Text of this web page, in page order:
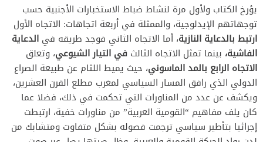
يؤرخ الكتاب ولأول مرة لنشاط ضباط الاستخبارات الأجنبية حسب
توجهاتهم الإيدلوجية، والممثلة في أربعة اتجاهات: الاتجاه الأول
ارتبط بالدعاية النازية، أما الاتجاه الثاني فوجد طريقه في الدعاية
الفاشية، بينما تمثل الاتجاه الثالث في التيار الشيوعي، وتعلق
الاتجاه الرابع بالمد الماسوني، حيث يميط اللثام عن طبيعة الصراع
الدولي الذي رافق المسار السياسي لمغرب مطلع القرن العشرين،
ويكشف عن عدد من المناورات التي تحكمت في ذلك، فضلا عما
كان يلف مفاهيم “القومية العربية” من مناورات خفية، ارتبطت
إجرائيا بتأطير سياسي ترجمت فصوله بشكل متفاوت ومتشابك من